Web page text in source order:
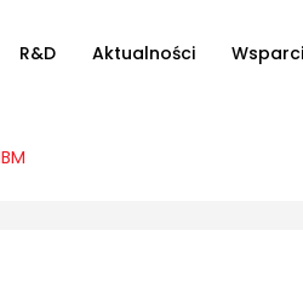
R&D Aktualności